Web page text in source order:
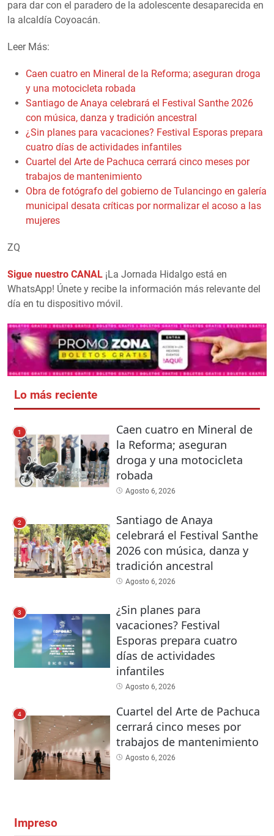
para dar con el paradero de la adolescente desaparecida en
la alcaldía Coyoacán.
Leer Más:
Caen cuatro en Mineral de la Reforma; aseguran droga
y una motocicleta robada
Santiago de Anaya celebrará el Festival Santhe 2026
con música, danza y tradición ancestral
¿Sin planes para vacaciones? Festival Esporas prepara
cuatro días de actividades infantiles
Cuartel del Arte de Pachuca cerrará cinco meses por
trabajos de mantenimiento
Obra de fotógrafo del gobierno de Tulancingo en galería
municipal desata críticas por normalizar el acoso a las
mujeres
ZQ
Sigue nuestro CANAL ¡La Jornada Hidalgo está en
WhatsApp! Únete y recibe la información más relevante del
día en tu dispositivo móvil.
Lo más reciente
1
Caen cuatro en Mineral de
la Reforma; aseguran
droga y una motocicleta
robada
Agosto 6, 2026
2
Santiago de Anaya
celebrará el Festival Santhe
2026 con música, danza y
tradición ancestral
Agosto 6, 2026
3
¿Sin planes para
vacaciones? Festival
Esporas prepara cuatro
días de actividades
infantiles
Agosto 6, 2026
4
Cuartel del Arte de Pachuca
cerrará cinco meses por
trabajos de mantenimiento
Agosto 6, 2026
Impreso